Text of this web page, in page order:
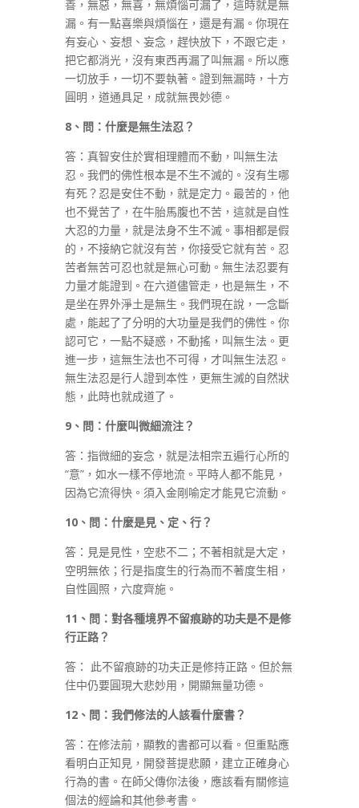
善，無惡，無喜，無煩惱可漏了，這時就是無
漏。有一點喜樂與煩惱在，還是有漏。你現在
有妄心、妄想、妄念，趕快放下，不跟它走，
把它都消光，沒有東西再漏了叫無漏。所以應
一切放手，一切不要執著。證到無漏時，十方
圓明，道通具足，成就無畏妙德。
8、問：什麼是無生法忍？
答：真智安住於實相理體而不動，叫無生法
忍。我們的佛性根本是不生不滅的。沒有生哪
有死？忍是安住不動，就是定力。最苦的，他
也不覺苦了，在牛胎馬腹也不苦，這就是自性
大忍的力量，就是法身不生不滅。事相都是假
的，不接納它就沒有苦，你接受它就有苦。忍
苦者無苦可忍也就是無心可動。無生法忍要有
力量才能證到。在六道儘管走，也是無生，不
是坐在界外淨土是無生。我們現在說，一念斷
處，能起了了分明的大功量是我們的佛性。你
認可它，一點不疑惑，不動搖，叫無生法。更
進一步，這無生法也不可得，才叫無生法忍。
無生法忍是行人證到本性，更無生滅的自然狀
態，此時也就成道了。
9、問：什麼叫微細流注？
答：指微細的妄念，就是法相宗五遍行心所的
“意”，如水一樣不停地流。平時人都不能見，
因為它流得快。須入金剛喻定才能見它流動。
10、問：什麼是見、定、行？
答：見是見性，空悲不二；不著相就是大定，
空明無依；行是指度生的行為而不著度生相，
自性圓照，六度齊施。
11 、問：對各種境界不留痕跡的功夫是不是修
行正路？
答： 此不留痕跡的功夫正是修持正路。但於無
住中仍要圓現大悲妙用，開顯無量功德。
12、問：我們修法的人該看什麼書？
答：在修法前，顯教的書都可以看。但重點應
看明白正知見，開發菩提悲願，建立正確身心
行為的書。在師父傳你法後，應該看有關修這
個法的經論和其他參考書。